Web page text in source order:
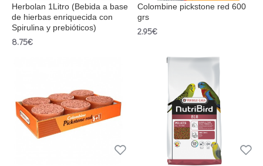
Herbolan 1Litro (Bebida a base
de hierbas enriquecida con
Spirulina y prebióticos)
8.75€
Colombine pickstone red 600
grs
2.95€